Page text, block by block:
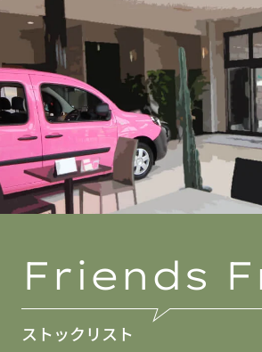
Friends
ストックリスト